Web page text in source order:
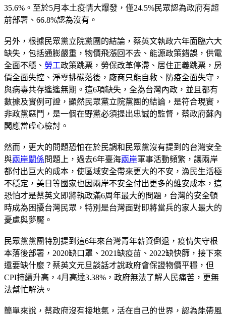
35.6%。至於5月本土疫情大爆發，僅24.5%民眾認為政府有超
前部署、66.8%認為沒有。
另外，根據民眾黨立院黨團的結論，蔡英文執政六年面臨六大
缺失，包括通膨嚴重，物價飛漲回不去、能源政策錯誤，供電
全面不穩、 勞工政策跳票，勞保改革停滯、居住正義跳票，房
價全面失控、淨零排碳落後，廠商只能自救、防疫全面失守，
與病毒共存遙遙無期。這6項缺失，全為台灣內政，並且都有
數據及實例可證，顯然民眾黨立院黨團的結論，是符合現實，
非政黨惡鬥，是一個在野黨必須提出忠誠的監督，蔡政府蘇內
閣應當虛心檢討。
然而，更大的問題恐怕在於民調和民眾黨沒有提到的台灣安全
與兩岸關係問題上，過去6年臺海兩岸軍事活動頻繁，讓兩岸
都付出巨大的成本，使區域安全帶來更大的不安，漁民生活極
不穩定，美日等國家也因兩岸不安全付出更多的維安成本，這
恐怕才是蔡英文即將執政滿6周年最大的問題，台灣的安全頓
時成為困擾台灣民眾，特別是台灣面對即將當兵的家人最大的
憂慮與夢魘。
民眾黨黨團特別提到這6年來台灣青年薪資倒退，疫情失守根
本落後部署，2020缺口罩、2021缺疫苗、2022缺快篩，接下來
還要缺什麼？蔡英文元旦談話才說政府會保證物價平穩，但
CPI持續升高，4月高達3.38%，政府無法了解人民痛苦，更無
法幫忙解決。
簡單來說，蔡政府沒有接地氣，活在自己的世界，認為能帶風